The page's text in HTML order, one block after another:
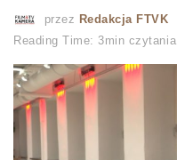
przez Redakcja FTVK
Reading Time: 3min czytania